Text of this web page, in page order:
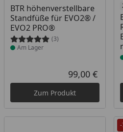
BTR höhenverstellbare
Standfüße für EVO2® /
EVO2 PRO®
(3)
Produkt am Lager
Am Lager
99,00 €
Zum Produkt